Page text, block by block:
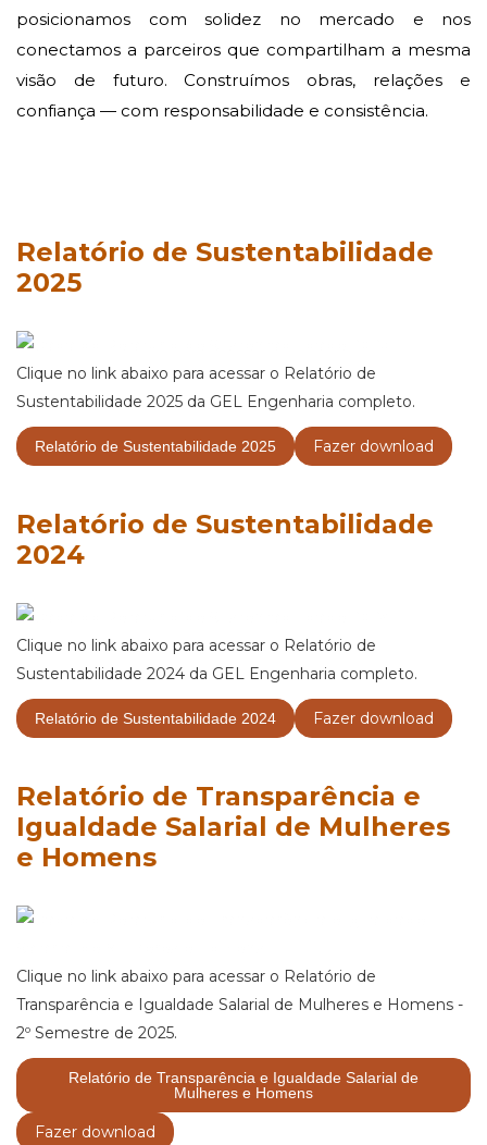
posicionamos com solidez no mercado e nos
conectamos a parceiros que compartilham a mesma
visão de futuro. Construímos obras, relações e
confiança — com responsabilidade e consistência.
Relatório de Sustentabilidade
2025
Clique no link abaixo para acessar o Relatório de
Sustentabilidade 2025 da GEL Engenharia completo.
Relatório de Sustentabilidade 2025 Fazer download
Relatório de Sustentabilidade
2024
Clique no link abaixo para acessar o Relatório de
Sustentabilidade 2024 da GEL Engenharia completo.
Relatório de Sustentabilidade 2024 Fazer download
Relatório de Transparência e
Igualdade Salarial de Mulheres
e Homens
Clique no link abaixo para acessar o Relatório de
Transparência e Igualdade Salarial de Mulheres e Homens -
2º Semestre de 2025.
Relatório de Transparência e Igualdade Salarial de
Mulheres e Homens
Fazer download